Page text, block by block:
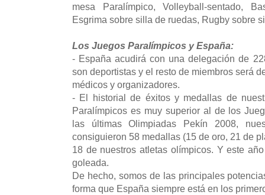
mesa Paralímpico, Volleyball-sentado,
Esgrima sobre silla de ruedas, Rugby sobre
Los Juegos Paralímpicos y España:
- España acudirá con una delegación de
son deportistas y el resto de miembros será
médicos y organizadores.
- El historial de éxitos y medallas de
Paralímpicos es muy superior al de los
las últimas Olimpiadas Pekín 2008,
consiguieron 58 medallas (15 de oro, 21 de
18 de nuestros atletas olímpicos. Y este
goleada.
De hecho, somos de las principales
forma que España siempre está en los